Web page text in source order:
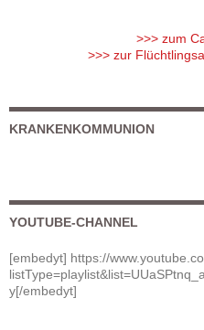
>>> zum
>>> zur
KRANKENKOMMUNION
YOUTUBE-CHANNEL
[embedyt] https://
y[/embedyt]